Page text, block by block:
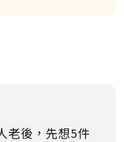
老後，先想5件